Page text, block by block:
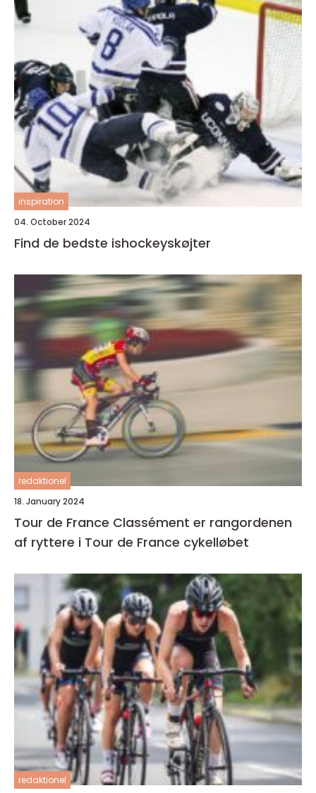
inspiration
04. October 2024
Find de bedste ishockeyskøjter
redaktionel
18. January 2024
Tour de France Classément er rangordenen
af ryttere i Tour de France cykelløbet
redaktionel